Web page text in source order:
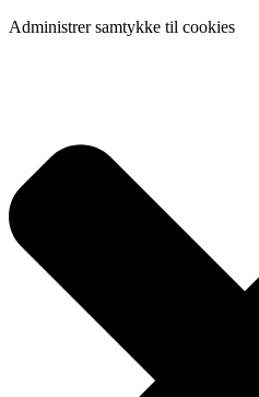
Administrer samtykke til cookies